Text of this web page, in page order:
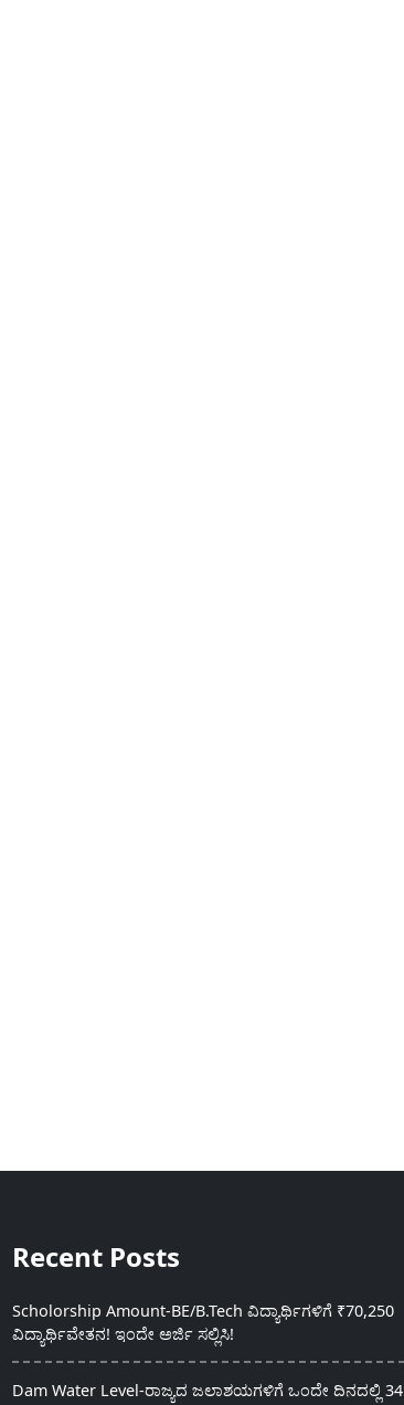
Recent Posts
Scholorship Amount-BE/B.Tech ವಿದ್ಯಾರ್ಥಿಗಳಿಗೆ ₹70,250
ವಿದ್ಯಾರ್ಥಿವೇತನ! ಇಂದೇ ಅರ್ಜಿ ಸಲ್ಲಿಸಿ!
Dam Water Level-ರಾಜ್ಯದ ಜಲಾಶಯಗಳಿಗೆ ಒಂದೇ ದಿನದಲ್ಲಿ 34